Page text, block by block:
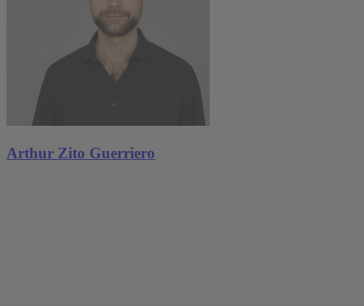
Arthur Zito Guerriero